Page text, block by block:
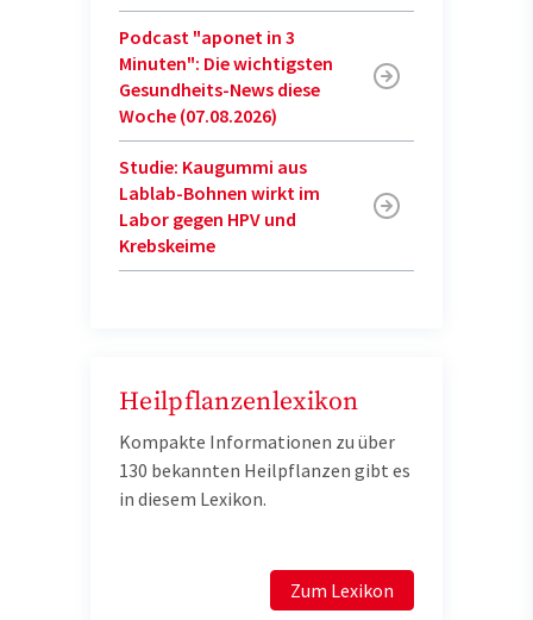
Podcast "aponet in 3
Minuten": Die wichtigsten
Gesundheits-News diese
Woche (07.08.2026)
Studie: Kaugummi aus
Lablab-Bohnen wirkt im
Labor gegen HPV und
Krebskeime
Heilpflanzenlexikon
Kompakte Informationen zu über
130 bekannten Heilpflanzen gibt es
in diesem Lexikon.
Zum Lexikon